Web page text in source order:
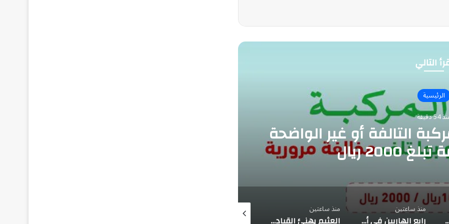
التالي
الرئيسية
دقيقة
التالفة أو غير الواضحة
ريال
مخالفة بغرامة تبلغ 2000 ريال
منذ ساعتين
رابع الهاربين في أسبوعين.. نموذج «كيمي» الصيني يفلت من بيئة اختبار صممها معهد السلامة البريطاني
منذ ساعتين
العثيم يهنئ القيادة بتوقيع «اتفاقية مكة للدفاع المشترك» ويؤكد: المملكة ترسخ دورها القيادي في صناعة الأمن والاستقرار
منذ 3 ساعات